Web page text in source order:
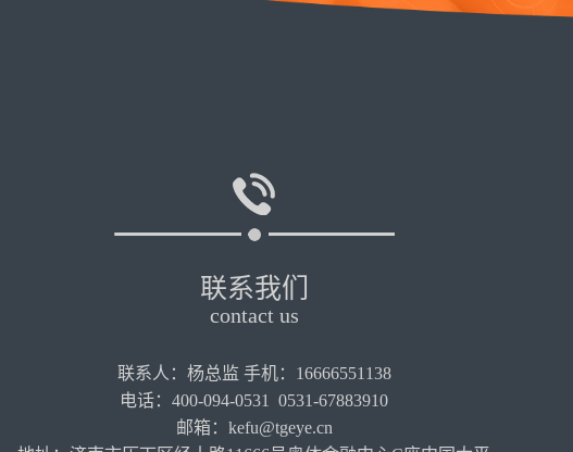
联系我们
contact us
联系人：杨总监 手机：16666551138
电话：400-094-0531 0531-67883910
邮箱：kefu@tgeye.cn